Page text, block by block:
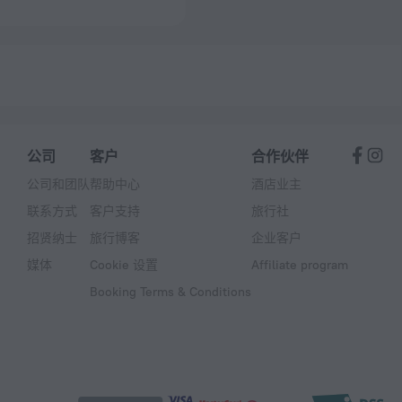
公司
公司和团队
联系方式
招贤纳士
媒体
客户
帮助中心
客户支持
旅行博客
Cookie 设置
Booking Terms & Conditions
合作伙伴
酒店业主
旅行社
企业客户
Affiliate program